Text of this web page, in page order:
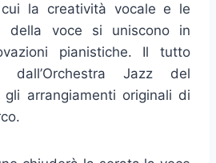
la creatività vocale e le
della voce si uniscono in
pianistiche. Il tutto
dall’Orchestra Jazz del
gli arrangiamenti originali di